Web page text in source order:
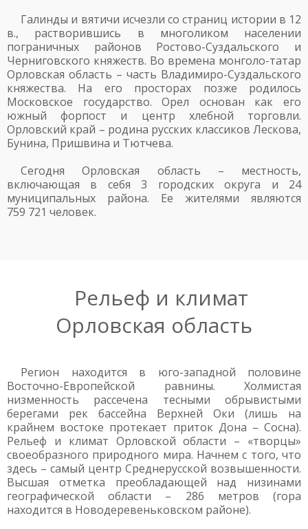
Галинды и вятичи исчезли со страниц истории в 12
в., растворившись в многоликом населении
пограничных районов Ростово-Суздальского и
Черниговского княжеств. Во времена монголо-татар
Орловская область – часть Владимиро-Суздальского
княжества. На его просторах позже родилось
Московское государство. Орел основан как его
южный форпост и центр хлебной торговли.
Орловский край – родина русских классиков Лескова,
Бунина, Пришвина и Тютчева.
Сегодня Орловская область – местность,
включающая в себя 3 городских округа и 24
муниципальных района. Ее жителями являются
759 721 человек.
Рельеф и климат
Орловская область
Регион находится в юго-западной половине
Восточно-Европейской равнины. Холмистая
низменность рассечена тесными обрывистыми
берегами рек бассейна Верхней Оки (лишь на
крайнем востоке протекает приток Дона – Сосна).
Рельеф и климат Орловской области – «творцы»
своеобразного природного мира. Начнем с того, что
здесь – самый центр Среднерусской возвышенности.
Высшая отметка преобладающей над низинами
географической области – 286 метров (гора
находится в Новодеревеньковском районе).